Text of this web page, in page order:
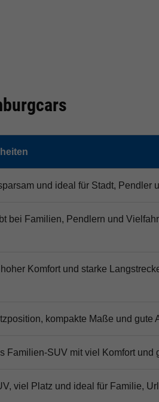
und ideal für Stadt, Pendler
bei Familien, Pendlern und
Komfort und starke
kompakte Maße und gute
Familien-SUV mit viel Komfort und
viel Platz und ideal für Familie,